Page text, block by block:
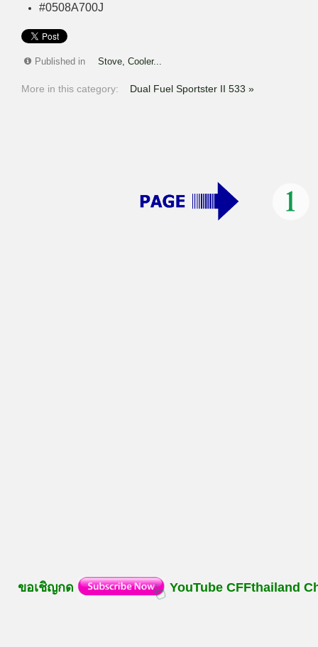
#0508A700J
Published in Stove, Cooler...
More in this category: Dual Fuel Sportster II 533 »
ขอเชิญกด YouTube CFFthailand